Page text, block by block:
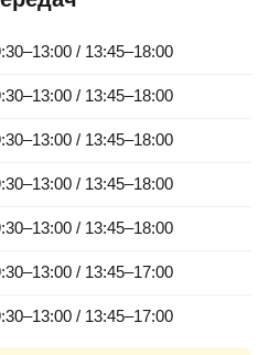
/ 13:45–18:00
/ 13:45–18:00
/ 13:45–18:00
/ 13:45–18:00
/ 13:45–18:00
/ 13:45–17:00
/ 13:45–17:00